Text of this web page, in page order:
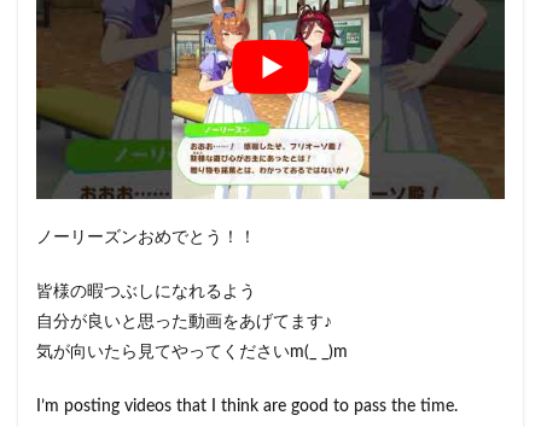
ノーリーズンおめでとう！！
皆様の暇つぶしになれるよう
自分が良いと思った動画をあげてます♪
気が向いたら見てやってくださいm(_ _)m
I’m posting videos that I think are good to pass the time.